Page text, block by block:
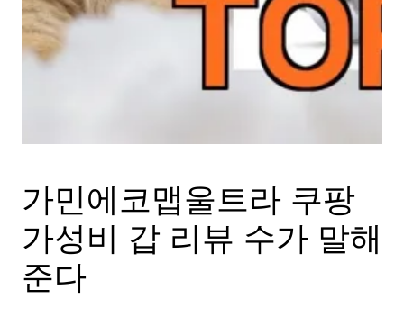
가민에코맵울트라 쿠팡
가성비 갑 리뷰 수가 말해
준다